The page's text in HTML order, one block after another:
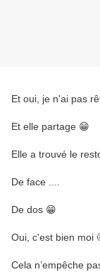
Et oui, je n'ai pas
Et elle partage 😁
Elle a trouvé le
De face ....
De dos 😁
Oui, c'est bien moi
Cela n’empêche